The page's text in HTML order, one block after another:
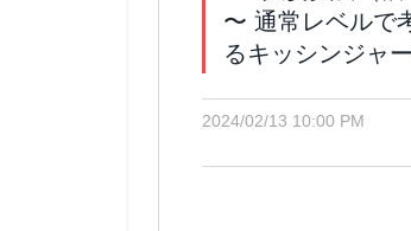
〜 通常レベルで
るキッシンジャ
2024/02/13 10:00 PM